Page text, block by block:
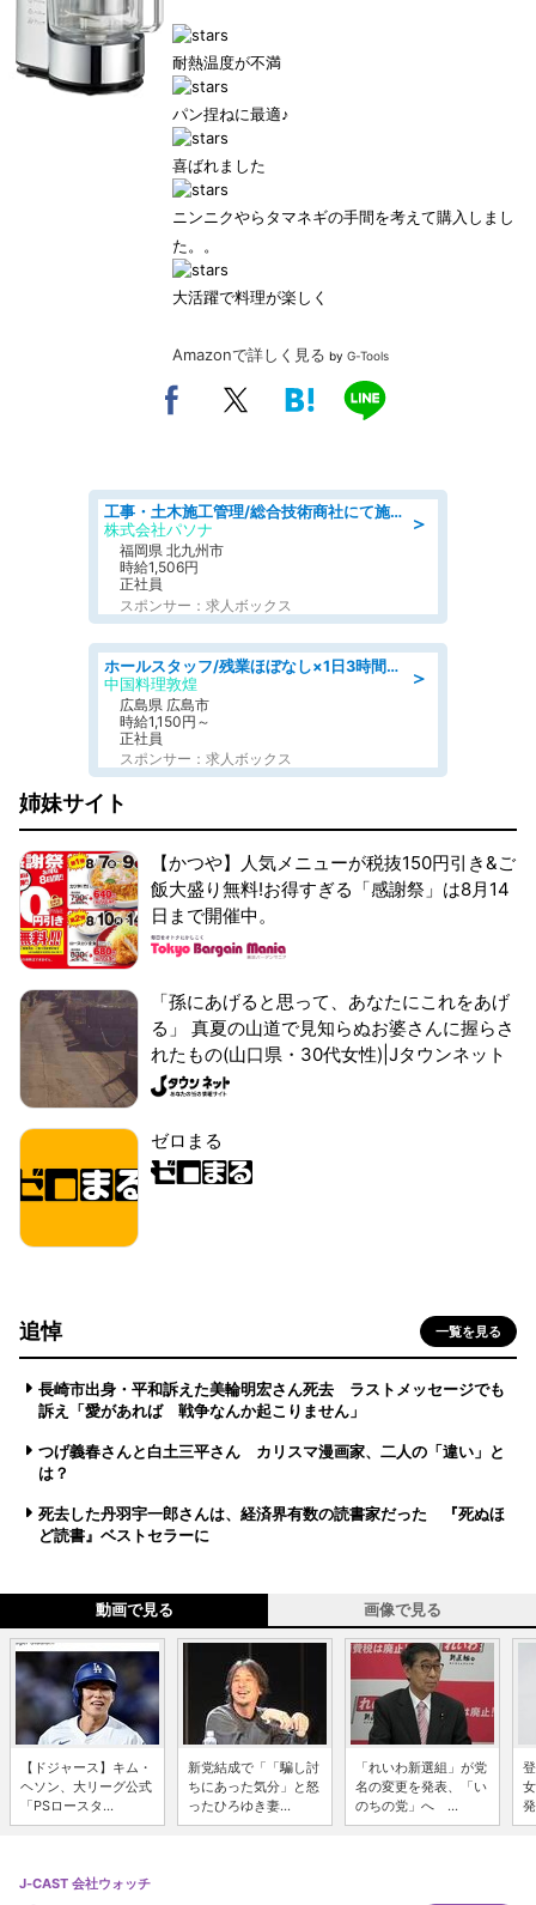
耐熱温度が不満
パン捏ねに最適♪
喜ばれました
ニンニクやらタマネギの手間を考えて購入しまし
た。。
大活躍で料理が楽しく
Amazonで詳しく見る by G-Tools
＞
工事・土木施工管理/総合技術商社にて施工管理のお仕事/即日勤務可/車通勤可/工事・土木施工管理/生産・品質管理
株式会社パソナ
福岡県 北九州市
時給1,506円
正社員
スポンサー：求人ボックス
＞
ホールスタッフ/残業ほぼなし×1日3時間〜勤務OK!フォロー体制も充実/広島県/広島市南区
中国料理敦煌
広島県 広島市
時給1,150円～
正社員
スポンサー：求人ボックス
姉妹サイト
【かつや】人気メニューが税抜150円引き&ご
飯大盛り無料!お得すぎる「感謝祭」は8月14
日まで開催中。
「孫にあげると思って、あなたにこれをあげ
る」 真夏の山道で見知らぬお婆さんに握らさ
れたもの(山口県・30代女性)|Jタウンネット
ゼロまる
追悼 一覧を見る
長崎市出身・平和訴えた美輪明宏さん死去 ラストメッセージでも
訴え「愛があれば 戦争なんか起こりません」
つげ義春さんと白土三平さん カリスマ漫画家、二人の「違い」と
は？
死去した丹羽宇一郎さんは、経済界有数の読書家だった 『死ぬほ
ど読書』ベストセラーに
動画で見る 画像で見る
【ドジャース】キム・
ヘソン、大リーグ公式
「PSロースタ...
新党結成で「「騙し討
ちにあった気分」と怒
ったひろゆき妻...
「れいわ新選組」が党
名の変更を発表、「い
のちの党」へ ...
J-CAST 会社ウォッチ